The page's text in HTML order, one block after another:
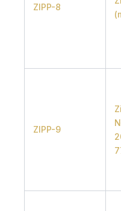
ZIPP-8
ZIPP-9